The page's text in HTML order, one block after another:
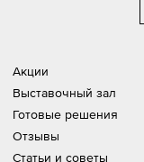
Акции
Выставочный зал
Готовые решения
Отзывы
Статьи и советы